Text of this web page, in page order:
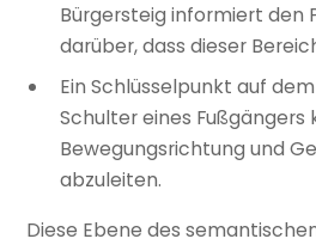
Bürgersteig informiert den
darüber, dass dieser
Ein Schlüsselpunkt auf
Schulter eines Fußgängers
Bewegungsrichtung und
abzuleiten.
Diese Ebene des